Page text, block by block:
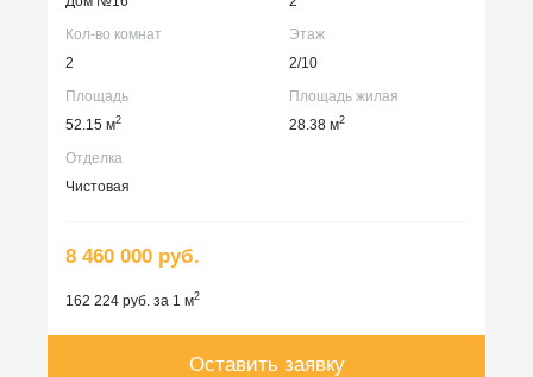
Кол-во комнат
2
Этаж
2/10
Площадь
52.15 м2
Площадь жилая
28.38 м2
Отделка
Чистовая
8 460 000 руб.
162 224 руб. за 1 м2
Оставить заявку